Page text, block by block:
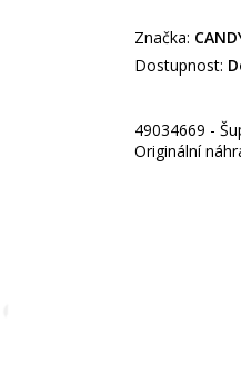
Značka:
Dostupnost:
49034669 -
Originální